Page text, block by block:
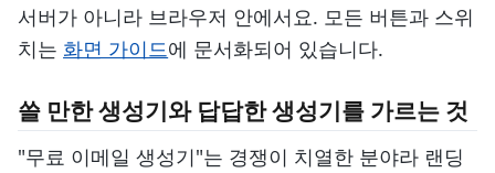
서버가 아니라 브라우저 안에서요. 모든 버튼과 스위
치는 화면 가이드에 문서화되어 있습니다.
쓸 만한 생성기와 답답한 생성기를 가르는 것
"무료 이메일 생성기"는 경쟁이 치열한 분야라 랜딩